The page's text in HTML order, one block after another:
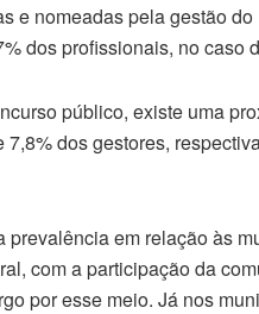
e nomeadas pela gestão
dos profissionais, no caso
público, existe uma
dos gestores,
em relação às
com a participação da
por esse meio. Já nos